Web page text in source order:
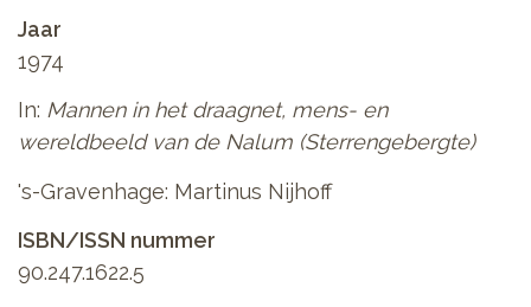
Jaar
1974
In: Mannen in het draagnet, mens- en
wereldbeeld van de Nalum (Sterrengebergte)
's-Gravenhage: Martinus Nijhoff
ISBN/ISSN nummer
90.247.1622.5